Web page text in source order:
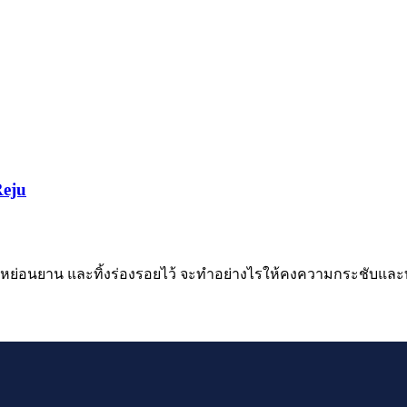
อนยาน และทิ้งร่องรอยไว้ จะทำอย่างไรให้คงความกระชับแล